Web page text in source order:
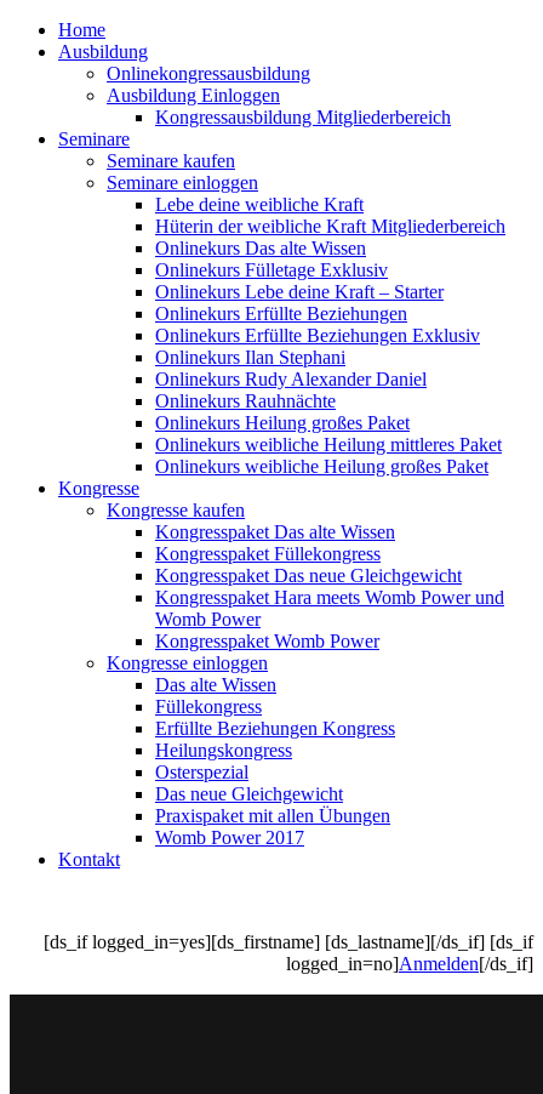
Home
Ausbildung
Onlinekongressausbildung
Ausbildung Einloggen
Kongressausbildung Mitgliederbereich
Seminare
Seminare kaufen
Seminare einloggen
Lebe deine weibliche Kraft
Hüterin der weibliche Kraft Mitgliederbereich
Onlinekurs Das alte Wissen
Onlinekurs Fülletage Exklusiv
Onlinekurs Lebe deine Kraft – Starter
Onlinekurs Erfüllte Beziehungen
Onlinekurs Erfüllte Beziehungen Exklusiv
Onlinekurs Ilan Stephani
Onlinekurs Rudy Alexander Daniel
Onlinekurs Rauhnächte
Onlinekurs Heilung großes Paket
Onlinekurs weibliche Heilung mittleres Paket
Onlinekurs weibliche Heilung großes Paket
Kongresse
Kongresse kaufen
Kongresspaket Das alte Wissen
Kongresspaket Füllekongress
Kongresspaket Das neue Gleichgewicht
Kongresspaket Hara meets Womb Power und
Womb Power
Kongresspaket Womb Power
Kongresse einloggen
Das alte Wissen
Füllekongress
Erfüllte Beziehungen Kongress
Heilungskongress
Osterspezial
Das neue Gleichgewicht
Praxispaket mit allen Übungen
Womb Power 2017
Kontakt
[ds_if logged_in=yes][ds_firstname] [ds_lastname][/ds_if] [ds_if
logged_in=no]Anmelden[/ds_if]